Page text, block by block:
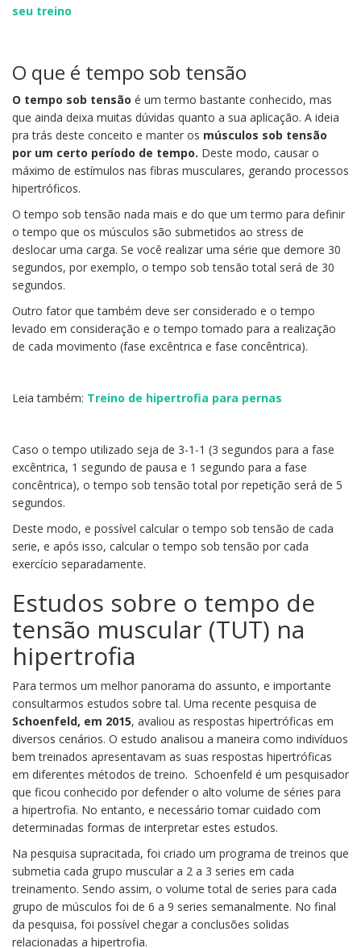
seu treino
O que é tempo sob tensão
O tempo sob tensão é um termo bastante conhecido, mas
que ainda deixa muitas dúvidas quanto a sua aplicação. A ideia
pra trás deste conceito e manter os músculos sob tensão
por um certo período de tempo. Deste modo, causar o
máximo de estímulos nas fibras musculares, gerando processos
hipertróficos.
O tempo sob tensão nada mais e do que um termo para definir
o tempo que os músculos são submetidos ao stress de
deslocar uma carga. Se você realizar uma série que demore 30
segundos, por exemplo, o tempo sob tensão total será de 30
segundos.
Outro fator que também deve ser considerado e o tempo
levado em consideração e o tempo tomado para a realização
de cada movimento (fase excêntrica e fase concêntrica).
Leia também: Treino de hipertrofia para pernas
Caso o tempo utilizado seja de 3-1-1 (3 segundos para a fase
excêntrica, 1 segundo de pausa e 1 segundo para a fase
concêntrica), o tempo sob tensão total por repetição será de 5
segundos.
Deste modo, e possível calcular o tempo sob tensão de cada
serie, e após isso, calcular o tempo sob tensão por cada
exercício separadamente.
Estudos sobre o tempo de
tensão muscular (TUT) na
hipertrofia
Para termos um melhor panorama do assunto, e importante
consultarmos estudos sobre tal. Uma recente pesquisa de
Schoenfeld, em 2015, avaliou as respostas hipertróficas em
diversos cenários. O estudo analisou a maneira como indivíduos
bem treinados apresentavam as suas respostas hipertróficas
em diferentes métodos de treino. Schoenfeld é um pesquisador
que ficou conhecido por defender o alto volume de séries para
a hipertrofia. No entanto, e necessário tomar cuidado com
determinadas formas de interpretar estes estudos.
Na pesquisa supracitada, foi criado um programa de treinos que
submetia cada grupo muscular a 2 a 3 series em cada
treinamento. Sendo assim, o volume total de series para cada
grupo de músculos foi de 6 a 9 series semanalmente. No final
da pesquisa, foi possível chegar a conclusões solidas
relacionadas a hipertrofia.